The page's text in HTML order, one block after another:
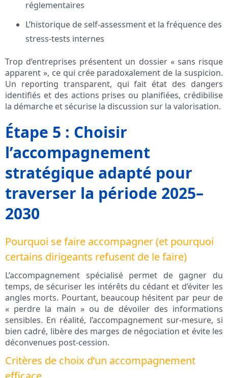
réglementaires
L’historique de self-assessment et la fréquence des
stress-tests internes
Trop d’entreprises présentent un dossier « sans risque
apparent », ce qui crée paradoxalement de la suspicion.
Un reporting transparent, qui fait état des dangers
identifiés et des actions prises ou planifiées, crédibilise
la démarche et sécurise la discussion sur la valorisation.
Étape 5 : Choisir
l’accompagnement
stratégique adapté pour
traverser la période 2025–
2030
Pourquoi se faire accompagner (et pourquoi
certains dirigeants refusent de le faire)
L’accompagnement spécialisé permet de gagner du
temps, de sécuriser les intérêts du cédant et d’éviter les
angles morts. Pourtant, beaucoup hésitent par peur de
« perdre la main » ou de dévoiler des informations
sensibles. En réalité, l’accompagnement sur-mesure, si
bien cadré, libère des marges de négociation et évite les
déconvenues post-cession.
Critères de choix d’un accompagnement